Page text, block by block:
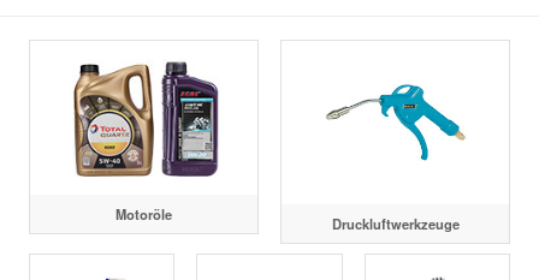
Motoröle Druckluftwerkzeuge